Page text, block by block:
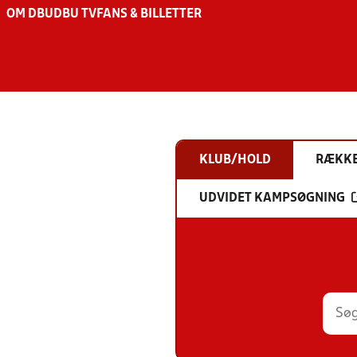
OM DBU DBU TV FANS & BILLETTER
KLUB/HOLD
UDVIDET KAMPSØGNING